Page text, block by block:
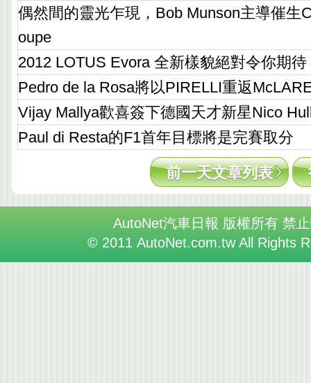
偶然間的靈光乍現，Bob Munson主導催生
oupe
2012 LOTUS Evora 全新樣貌絕對令你期待
Pedro de la Rosa將以PIRELLI重返
Vijay Mallya歡喜簽下德國天才新星Nico
Paul di Resta的F1首年目標將是完賽取分
前一天文章列表
AutoNet汽車日報 版權所有 禁
© 2011 AutoNet.com.tw All Rights